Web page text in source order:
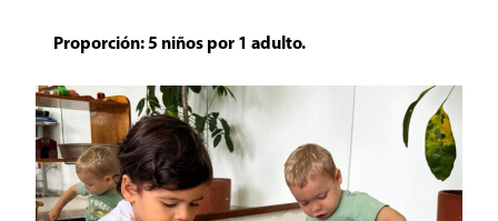
Proporción: 5 niños por 1 adulto.